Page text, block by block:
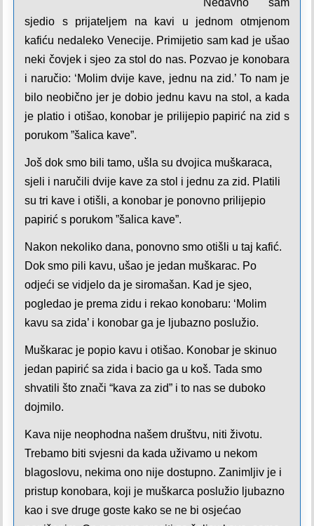
Nedavno sam
sjedio s prijateljem na kavi u jednom otmjenom
kafiću nedaleko Venecije. Primijetio sam kad je ušao
neki čovjek i sjeo za stol do nas. Pozvao je konobara
i naručio: ‘Molim dvije kave, jednu na zid.’ To nam je
bilo neobično jer je dobio jednu kavu na stol, a kada
je platio i otišao, konobar je prilijepio papirić na zid s
porukom ”šalica kave”.
Još dok smo bili tamo, ušla su dvojica muškaraca,
sjeli i naručili dvije kave za stol i jednu za zid. Platili
su tri kave i otišli, a konobar je ponovno prilijepio
papirić s porukom ”šalica kave”.
Nakon nekoliko dana, ponovno smo otišli u taj kafić.
Dok smo pili kavu, ušao je jedan muškarac. Po
odjeći se vidjelo da je siromašan. Kad je sjeo,
pogledao je prema zidu i rekao konobaru: ‘Molim
kavu sa zida’ i konobar ga je ljubazno poslužio.
Muškarac je popio kavu i otišao. Konobar je skinuo
jedan papirić sa zida i bacio ga u koš. Tada smo
shvatili što znači “kava za zid” i to nas se duboko
dojmilo.
Kava nije neophodna našem društvu, niti životu.
Trebamo biti svjesni da kada uživamo u nekom
blagoslovu, nekima ono nije dostupno. Zanimljiv je i
pristup konobara, koji je muškarca poslužio ljubazno
kao i sve druge goste kako se ne bi osjećao